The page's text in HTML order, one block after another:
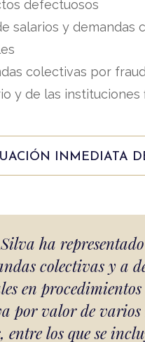
defectuosos
salarios y demandas
colectivas por
y de las instituciones
INMEDIATA
ha
colectivas y a
en procedimientos
por valor de varios
entre los que se